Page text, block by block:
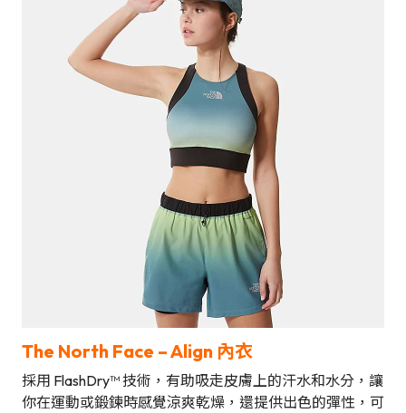
The North Face – Align 內衣
採用 FlashDry™ 技術，有助吸走皮膚上的汗水和水分，讓
你在運動或鍛鍊時感覺涼爽乾燥，還提供出色的彈性，可